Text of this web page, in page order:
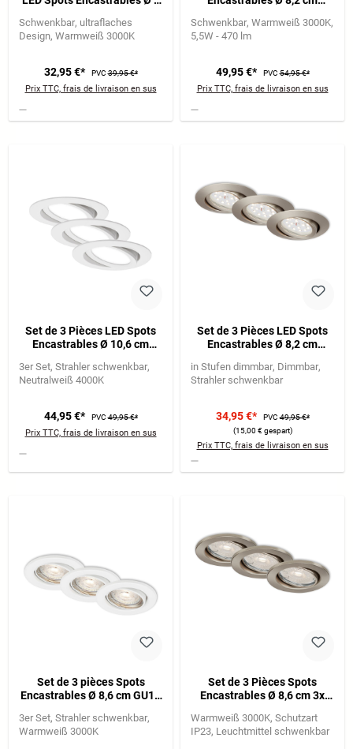
Schwenkbar ultraflaches
Design Warmweiß 3000K
32,95 €* PVC39,95 €*
Prix TTC, frais de livraison en sus
Schwenkbar Warmweiß 3000K
5,5W - 470 lm
49,95 €* PVC54,95 €*
Prix TTC, frais de livraison en sus
Set de 3 Pièces LED Spots
Encastrables Ø 10,6 cm
3er Set Strahler schwenkbar
Neutralweiß 4000K
44,95 €* PVC49,95 €*
Prix TTC, frais de livraison en sus
Set de 3 Pièces LED Spots
Encastrables Ø 8,2 cm
in Stufen dimmbar Dimmbar
Strahler schwenkbar
34,95 €* PVC49,95 €*
(15,00 € gespart)
Prix TTC, frais de livraison en sus
Set de 3 pièces Spots
Encastrables Ø 8,6 cm GU10
3er Set Strahler schwenkbar
Warmweiß 3000K
Set de 3 Pièces Spots
Encastrables Ø 8,6 cm 3x
Warmweiß 3000K Schutzart
IP23 Leuchtmittel schwenkbar